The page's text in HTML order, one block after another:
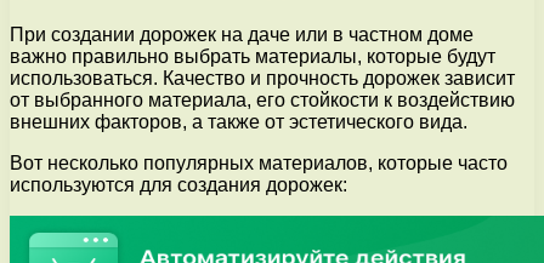
При создании дорожек на даче или в частном доме
важно правильно выбрать материалы, которые будут
использоваться. Качество и прочность дорожек зависит
от выбранного материала, его стойкости к воздействию
внешних факторов, а также от эстетического вида.
Вот несколько популярных материалов, которые часто
используются для создания дорожек: